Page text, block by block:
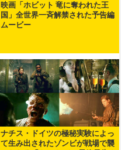
映画「ホビット 竜に奪われた王
国」全世界一斉解禁された予告編
ムービー
ナチス・ドイツの極秘実験によっ
て生み出されたゾンビが戦場で襲